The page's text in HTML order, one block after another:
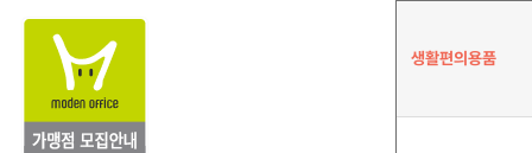
생활편의용품